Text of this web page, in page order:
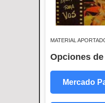
MATERIAL
Opciones
Mercado